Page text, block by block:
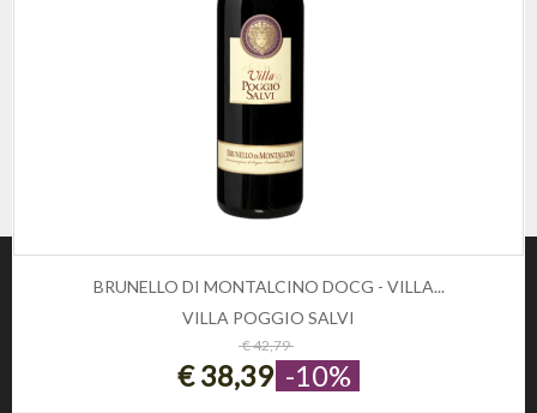
ESAURITO
BRUNELLO DI MONTALCINO DOCG - VILLA...
VILLA POGGIO SALVI
€ 42,79
€ 38,39 -10%